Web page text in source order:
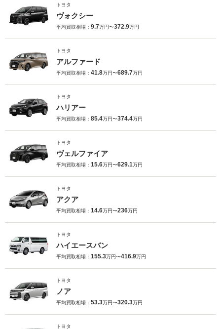
トヨタ
ヴォクシー
平均買取相場： 9.7万円〜372.9万円
トヨタ
アルファード
平均買取相場： 41.8万円〜689.7万円
トヨタ
ハリアー
平均買取相場： 85.4万円〜374.4万円
トヨタ
ヴェルファイア
平均買取相場： 15.6万円〜629.1万円
トヨタ
アクア
平均買取相場： 14.6万円〜236万円
トヨタ
ハイエースバン
平均買取相場： 155.3万円〜416.9万円
トヨタ
ノア
平均買取相場： 53.3万円〜320.3万円
トヨタ